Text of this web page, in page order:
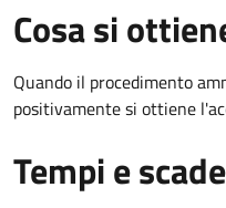
Cosa si
Quando il procedimento
positivamente si ottiene
Tempi e